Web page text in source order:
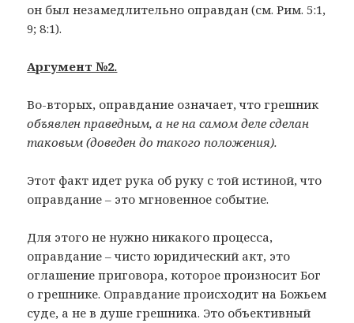
он был незамедлительно оправдан (см. Рим. 5:1,
9; 8:1).
Аргумент №2.
Во-вторых, оправдание означает, что грешник
объявлен праведным, а не на самом деле сделан
таковым (доведен до такого положения).
Этот факт идет рука об руку с той истиной, что
оправдание – это мгновенное событие.
Для этого не нужно никакого процесса,
оправдание – чисто юридический акт, это
оглашение приговора, которое произносит Бог
о грешнике. Оправдание происходит на Божьем
суде, а не в душе грешника. Это объективный